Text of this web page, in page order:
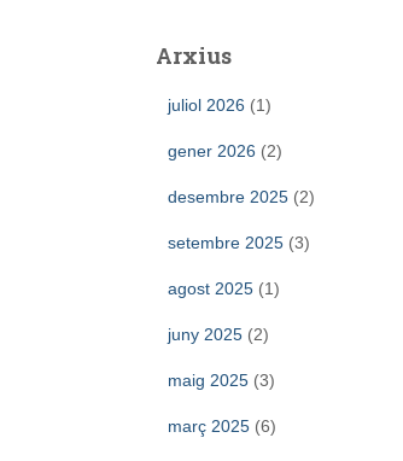
Arxius
juliol 2026 (1)
gener 2026 (2)
desembre 2025(2)
setembre 2025(3)
agost 2025(1)
juny 2025(2)
maig 2025(3)
març 2025(6)